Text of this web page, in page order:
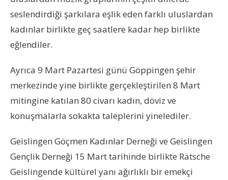
seslendirdiği şarkılara eşlik eden farklı uluslardan
kadınlar birlikte geç saatlere kadar hep birlikte
eğlendiler.
Ayrıca 9 Mart Pazartesi günü Göppingen şehir
merkezinde yine birlikte gerçekleştirilen 8 Mart
mitingine katılan 80 civarı kadın, döviz ve
konuşmalarla sokakta taleplerini yinelediler.
Geislingen Göçmen Kadınlar Derneği ve Geislingen
Gençlik Derneği 15 Mart tarihinde birlikte Rätsche
Geislingende kültürel yanı ağırlıklı bir emekçi